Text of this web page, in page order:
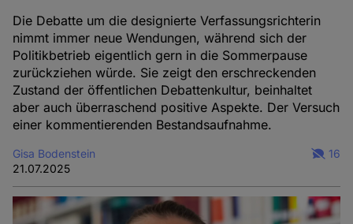
Die Debatte um die designierte Verfassungsrichterin
nimmt immer neue Wendungen, während sich der
Politikbetrieb eigentlich gern in die Sommerpause
zurückziehen würde. Sie zeigt den erschreckenden
Zustand der öffentlichen Debattenkultur, beinhaltet
aber auch überraschend positive Aspekte. Der Versuch
einer kommentierenden Bestandsaufnahme.
Gisa Bodenstein
21.07.2025
16